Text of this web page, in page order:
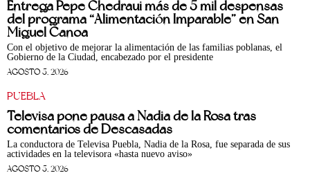
Entrega Pepe Chedraui más de 5 mil despensas
del programa “Alimentación Imparable” en San
Miguel Canoa
Con el objetivo de mejorar la alimentación de las familias poblanas, el
Gobierno de la Ciudad, encabezado por el presidente
AGOSTO 5, 2026
PUEBLA
Televisa pone pausa a Nadia de la Rosa tras
comentarios de Descasadas
La conductora de Televisa Puebla, Nadia de la Rosa, fue separada de sus
actividades en la televisora «hasta nuevo aviso»
AGOSTO 5, 2026